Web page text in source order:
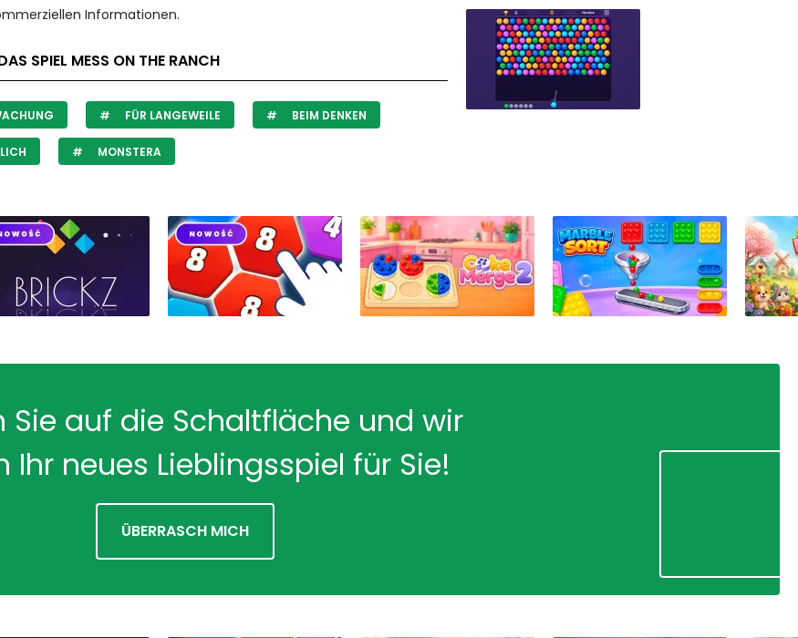
Informationen.
SPIEL MESS ON THE RANCH
FÜR LANGEWEILE BEIM DENKEN
MONSTERA
Sie auf die Schaltfläche und wir
Ihr neues Lieblingsspiel für Sie!
ÜBERRASCH MICH